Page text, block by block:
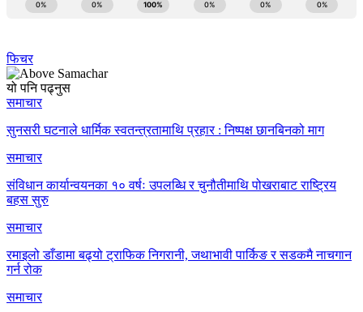
फिचर
यो पनि पढ्नुस
समाचार
सुनसरी घटनाले धार्मिक स्वतन्त्रतामाथि प्रहार : निष्पक्ष छानबिनको माग
समाचार
संविधान कार्यान्वयनका १० वर्षः उपलब्धि र चुनौतीमाथि पोखराबाट राष्ट्रिय
बहस सुरु
समाचार
रमाइलो डाँडामा बढ्यो ट्राफिक निगरानी, जथाभावी पार्किङ र सडकमै नाचगान
गर्न रोक
समाचार